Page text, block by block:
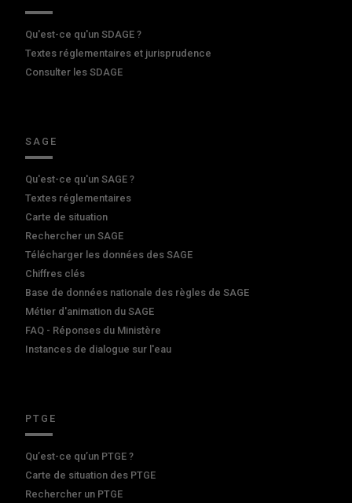
Qu'est-ce qu'un SDAGE ?
Textes réglementaires et jurisprudence
Consulter les SDAGE
SAGE
Qu'est-ce qu'un SAGE ?
Textes réglementaires
Carte de situation
Rechercher un SAGE
Télécharger les données des SAGE
Chiffres clés
Base de données nationale des règles de SAGE
Métier d'animation du SAGE
FAQ - Réponses du Ministère
Instances de dialogue sur l'eau
PTGE
Qu’est-ce qu’un PTGE ?
Carte de situation des PTGE
Rechercher un PTGE